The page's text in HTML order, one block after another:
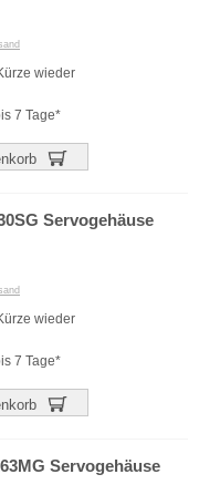
wieder
7 Tage*
Servogehäuse
wieder
7 Tage*
Servogehäuse